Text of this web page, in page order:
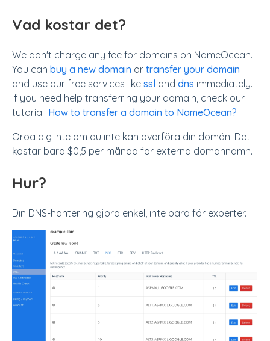
Vad kostar det?
We don't charge any fee for domains on NameOcean.
You can buy a new domain or transfer your domain
and use our free services like ssl and dns immediately.
If you need help transferring your domain, check our
tutorial: How to transfer a domain to NameOcean?
Oroa dig inte om du inte kan överföra din domän. Det
kostar bara $0,5 per månad för externa domännamn.
Hur?
Din DNS-hantering gjord enkel, inte bara för experter.